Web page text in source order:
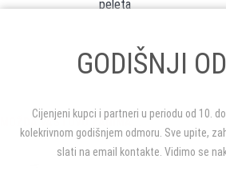
peleta
MOŽDA VAS I OVO ZANIMA...
GODIŠNJI
Cijenjeni kupci i partneri u periodu od 10.
kolekrivnom godišnjem odmoru. Sve upite,
slati na email kontakte. Vidimo se